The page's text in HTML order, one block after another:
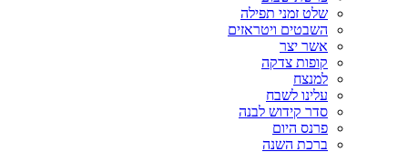
שלט זמני תפילה
השבטים ויטראזים
אשר יצר
קופות צדקה
למנצח
עלינו לשבח
סדר קידוש לבנה
פרנס היום
ברכת השנה